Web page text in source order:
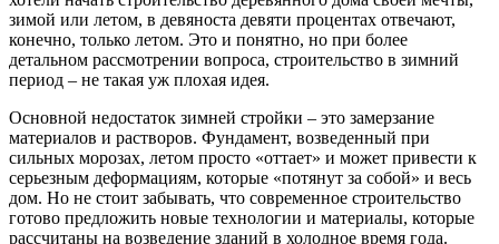
зимой или летом, в девяноста девяти процентах отвечают,
конечно, только летом. Это и понятно, но при более
детальном рассмотрении вопроса, строительство в зимний
период – не такая уж плохая идея.
Основной недостаток зимней стройки – это замерзание
материалов и растворов. Фундамент, возведенный при
сильных морозах, летом просто «оттает» и может привести к
серьезным деформациям, которые «потянут за собой» и весь
дом. Но не стоит забывать, что современное строительство
готово предложить новые технологии и материалы, которые
рассчитаны на возведение зданий в холодное время года.